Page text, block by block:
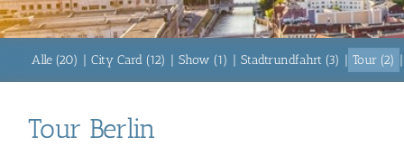
Alle (20) | City Card (12) | Show (1) | Stadtrundfahrt (3) | Tour (2) |
Tour Berlin